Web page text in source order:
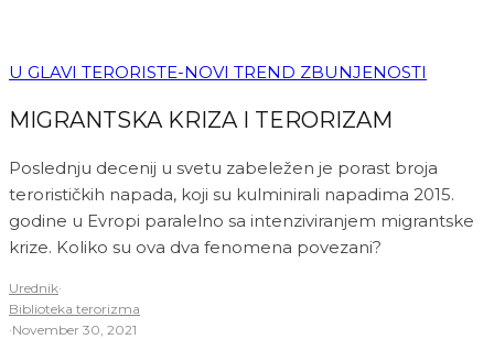
U GLAVI TERORISTE-NOVI TREND ZBUNJENOSTI
MIGRANTSKA KRIZA I TERORIZAM
Poslednju decenij u svetu zabeležen je porast broja
terorističkih napada, koji su kulminirali napadima 2015.
godine u Evropi paralelno sa intenziviranjem migrantske
krize. Koliko su ova dva fenomena povezani?
Urednik·
Biblioteka terorizma
·November 30, 2021